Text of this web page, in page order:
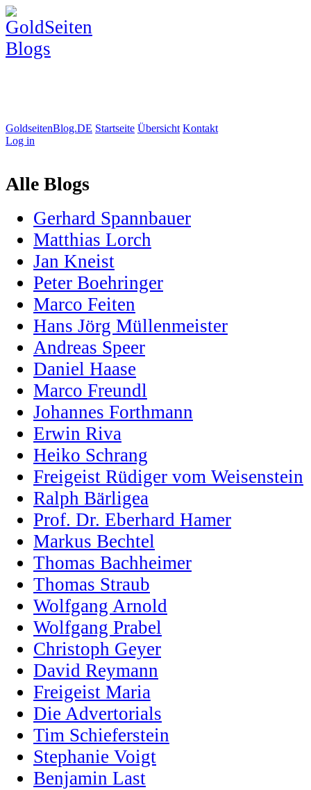
GoldseitenBlog.DE Startseite Übersicht Kontakt
Log in
Alle Blogs
Gerhard Spannbauer
Matthias Lorch
Jan Kneist
Peter Boehringer
Marco Feiten
Hans Jörg Müllenmeister
Andreas Speer
Daniel Haase
Marco Freundl
Johannes Forthmann
Erwin Riva
Heiko Schrang
Freigeist Rüdiger vom Weisenstein
Ralph Bärligea
Prof. Dr. Eberhard Hamer
Markus Bechtel
Thomas Bachheimer
Thomas Straub
Wolfgang Arnold
Wolfgang Prabel
Christoph Geyer
David Reymann
Freigeist Maria
Die Advertorials
Tim Schieferstein
Stephanie Voigt
Benjamin Last